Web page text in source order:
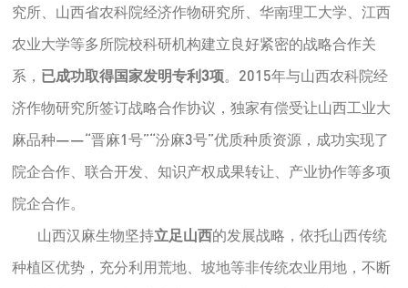
究所、山西省农科院经济作物研究所、华南理工大学、江西
农业大学等多所院校科研机构建立良好紧密的战略合作关
系， 已成功取得国家发明专利3项。2015年与山西农科院经
济作物研究所签订战略合作协议，独家有偿受让山西工业大
麻品种——“晋麻1号”“汾麻3号”优质种质资源，成功实现了
院企合作、联合开发、知识产权成果转让、产业协作等多项
院企合作。
山西汉麻生物坚持立足山西的发展战略，依托山西传统
种植区优势，充分利用荒地、坡地等非传统农业用地，不断